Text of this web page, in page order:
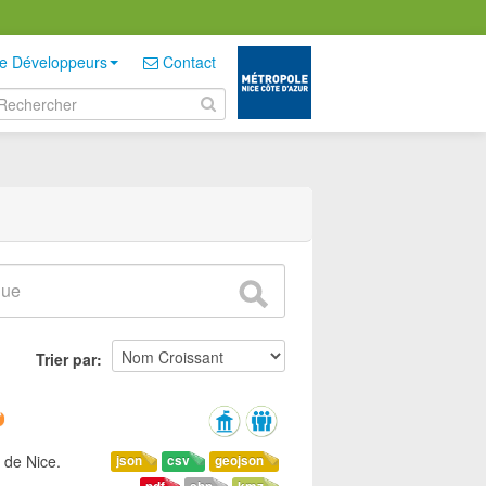
Développeurs Contact
Trier par
geojson
csv
json
Nice.